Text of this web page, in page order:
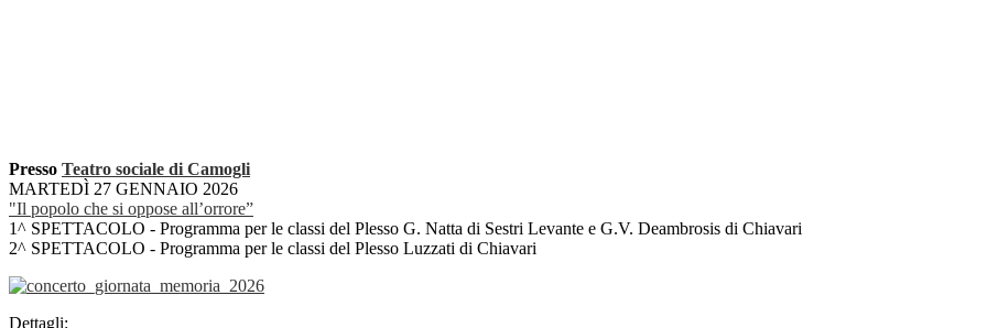
Presso Teatro sociale di Camogli
MARTEDÌ 27 GENNAIO 2026
"Il popolo che si oppose all’orrore”
1^ SPETTACOLO - Programma per le classi del Plesso G. Natta di Sestri Levante e G.V. Deambrosis di Chiavari
2^ SPETTACOLO - Programma per le classi del Plesso Luzzati di Chiavari
Dettagli: